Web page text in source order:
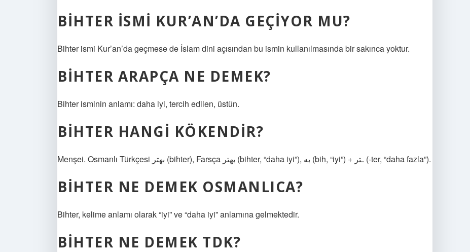
BIHTER ISMI KUR’AN’DA GEÇIYOR MU?
Bihter ismi Kur’an’da geçmese de İslam dini açısından bu ismin kullanılmasında bir sakınca yoktur.
BIHTER ARAPÇA NE DEMEK?
Bihter isminin anlamı: daha iyi, tercih edilen, üstün.
BIHTER HANGI KÖKENDIR?
Menşei. Osmanlı Türkçesi بهتر‎ (bihter), Farsça بهتر‎ (bihter, “daha iyi”), به‎ (bih, “iyi”) + ـتر‎ (-ter, “daha fazla”).
BIHTER NE DEMEK OSMANLICA?
Bihter, kelime anlamı olarak “iyi” ve “daha ​​iyi” anlamına gelmektedir.
BIHTER NE DEMEK TDK?